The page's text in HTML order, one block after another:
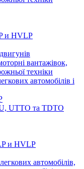
и HVLP
вантажівок,
техніки
автомобілів і
UTTO та TDTO
и HVLP
автомобілів,